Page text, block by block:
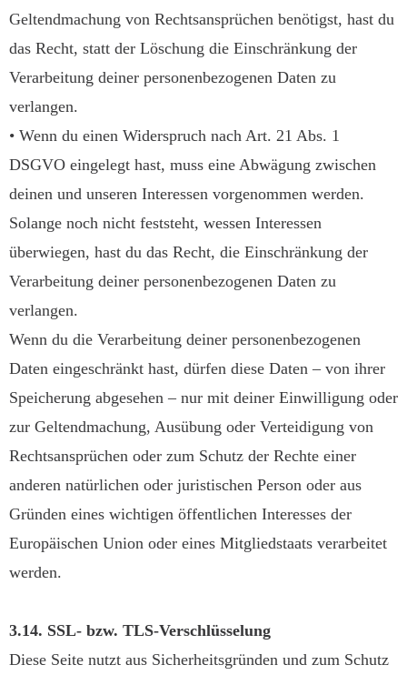
Geltendmachung von Rechtsansprüchen benötigst, hast du
das Recht, statt der Löschung die Einschränkung der
Verarbeitung deiner personenbezogenen Daten zu
verlangen.
• Wenn du einen Widerspruch nach Art. 21 Abs. 1
DSGVO eingelegt hast, muss eine Abwägung zwischen
deinen und unseren Interessen vorgenommen werden.
Solange noch nicht feststeht, wessen Interessen
überwiegen, hast du das Recht, die Einschränkung der
Verarbeitung deiner personenbezogenen Daten zu
verlangen.
Wenn du die Verarbeitung deiner personenbezogenen
Daten eingeschränkt hast, dürfen diese Daten – von ihrer
Speicherung abgesehen – nur mit deiner Einwilligung oder
zur Geltendmachung, Ausübung oder Verteidigung von
Rechtsansprüchen oder zum Schutz der Rechte einer
anderen natürlichen oder juristischen Person oder aus
Gründen eines wichtigen öffentlichen Interesses der
Europäischen Union oder eines Mitgliedstaats verarbeitet
werden.
3.14. SSL- bzw. TLS-Verschlüsselung
Diese Seite nutzt aus Sicherheitsgründen und zum Schutz